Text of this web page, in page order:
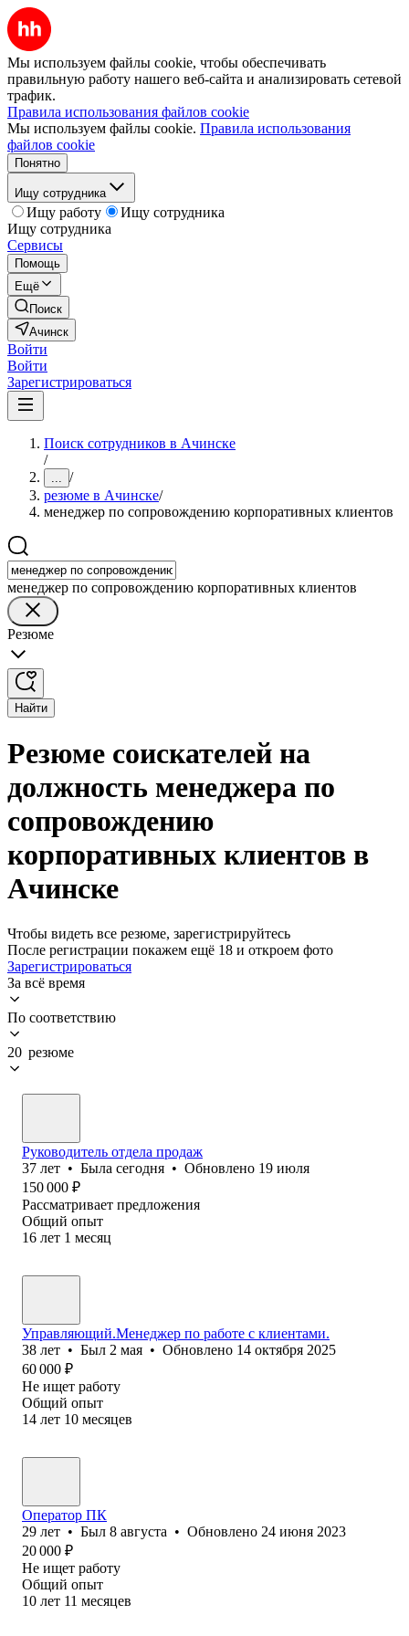
Мы используем файлы cookie, чтобы обеспечивать
правильную работу нашего веб-сайта и анализировать сетевой
трафик.
Правила использования файлов cookie
Мы используем файлы cookie. Правила использования
файлов cookie
Понятно
Ищу сотрудника
Ищу работу
Ищу сотрудника
Ищу сотрудника
Сервисы
Помощь
Ещё
Поиск
Ачинск
Войти
Войти
Зарегистрироваться
Поиск сотрудников в Ачинске
/
... /
резюме в Ачинске/
менеджер по сопровождению корпоративных клиентов
менеджер по сопровождению корпоративных клиентов
Резюме
Найти
Резюме соискателей на
должность менеджера по
сопровождению
корпоративных клиентов в
Ачинске
Чтобы видеть все резюме, зарегистрируйтесь
После регистрации покажем ещё 18 и откроем фото
Зарегистрироваться
За всё время
По соответствию
20 резюме
Руководитель отдела продаж
37 лет • Была сегодня • Обновлено 19 июля
150 000 ₽
Рассматривает предложения
Общий опыт
16 лет 1 месяц
Управляющий.Менеджер по работе с клиентами.
38 лет • Был 2 мая • Обновлено 14 октября 2025
60 000 ₽
Не ищет работу
Общий опыт
14 лет 10 месяцев
Оператор ПК
29 лет • Был 8 августа • Обновлено 24 июня 2023
20 000 ₽
Не ищет работу
Общий опыт
10 лет 11 месяцев